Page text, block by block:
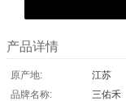
产品详情
原产地:
江苏
品牌名称:
三佑禾